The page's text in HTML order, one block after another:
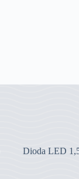
Dioda LED